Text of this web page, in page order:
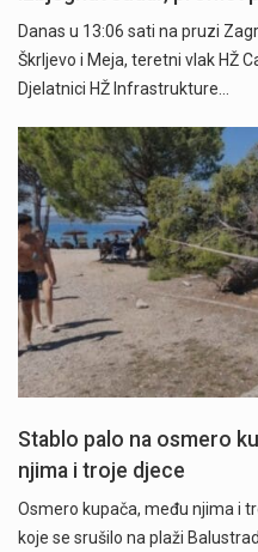
Danas u 13:06 sati na pruzi
Škrljevo i Meja, teretni vlak HŽ
Djelatnici HŽ Infrastrukture…
Stablo palo na osmero
njima i troje djece
Osmero kupača, među njima i
koje se srušilo na plaži